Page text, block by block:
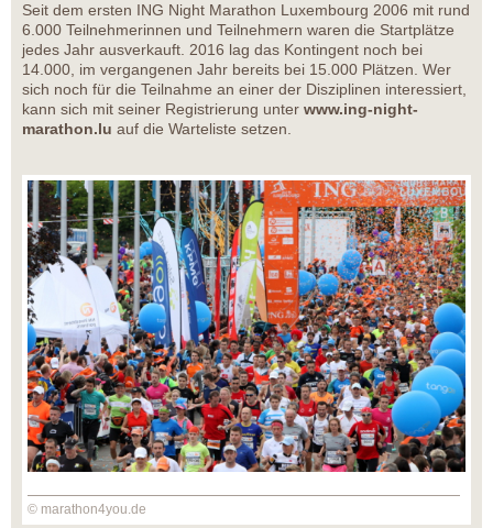
Seit dem ersten ING Night Marathon Luxembourg 2006 mit rund
6.000 Teilnehmerinnen und Teilnehmern waren die Startplätze
jedes Jahr ausverkauft. 2016 lag das Kontingent noch bei
14.000, im vergangenen Jahr bereits bei 15.000 Plätzen. Wer
sich noch für die Teilnahme an einer der Disziplinen interessiert,
kann sich mit seiner Registrierung unter www.ing-night-
marathon.lu auf die Warteliste setzen.
© marathon4you.de